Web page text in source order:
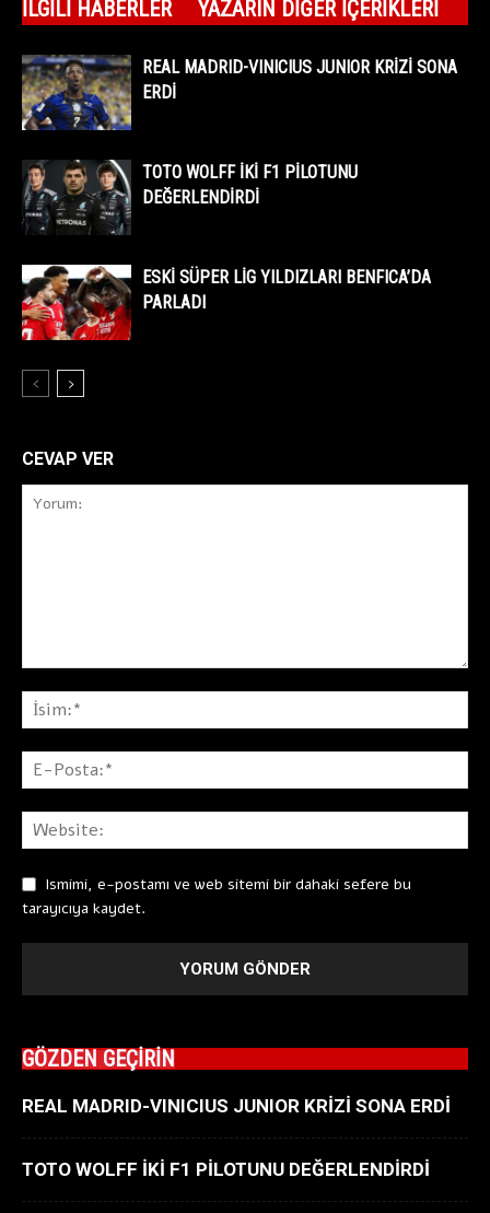
İLGILI HABERLER YAZARIN DIĞER İÇERIKLERI
REAL MADRID-VINICIUS JUNIOR KRİZİ SONA
ERDİ
TOTO WOLFF İKİ F1 PİLOTUNU
DEĞERLENDİRDİ
ESKİ SÜPER LİG YILDIZLARI BENFICA’DA
PARLADI
CEVAP VER
Ismimi, e-postamı ve web sitemi bir dahaki sefere bu
tarayıcıya kaydet.
GÖZDEN GEÇİRİN
REAL MADRID-VINICIUS JUNIOR KRİZİ SONA ERDİ
TOTO WOLFF İKİ F1 PİLOTUNU DEĞERLENDİRDİ